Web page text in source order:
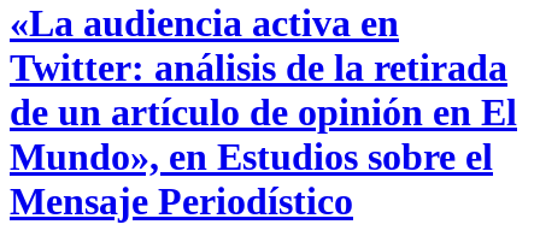
«La audiencia activa en
Twitter: análisis de la retirada
de un artículo de opinión en El
Mundo», en Estudios sobre el
Mensaje Periodístico